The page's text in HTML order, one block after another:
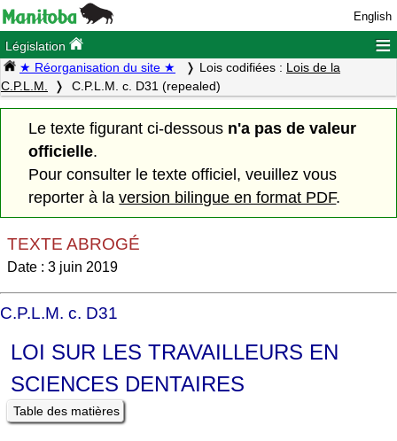
English
Législation ≡
★ Réorganisation du site ★ Lois codifiées : Lois de la
C.P.L.M.
C.P.L.M. c. D31 (repealed)
Le texte figurant ci-dessous n'a pas de valeur
officielle.
Pour consulter le texte officiel, veuillez vous
reporter à laversion bilingue en format PDF.
TEXTE ABROGÉ
Date : 3 juin 2019
C.P.L.M. c. D31
LOI SUR LES TRAVAILLEURS EN
SCIENCES DENTAIRES
Table des matières